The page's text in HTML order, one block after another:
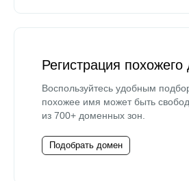
Регистрация
Воспользуйтесь удобным
похожее имя может быть
из 700+ доменных зон.
Подобрать домен